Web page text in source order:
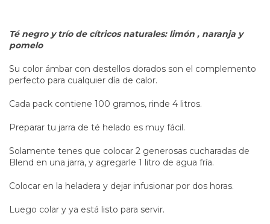
Té negro y trío de cítricos naturales: limón , naranja y
pomelo
Su color ámbar con destellos dorados son el complemento
perfecto para cualquier día de calor.
Cada pack contiene 100 gramos, rinde 4 litros.
Preparar tu jarra de té helado es muy fácil.
Solamente tenes que colocar 2 generosas cucharadas de
Blend en una jarra, y agregarle 1 litro de agua fría.
Colocar en la heladera y dejar infusionar por dos horas.
Luego colar y ya está listo para servir.